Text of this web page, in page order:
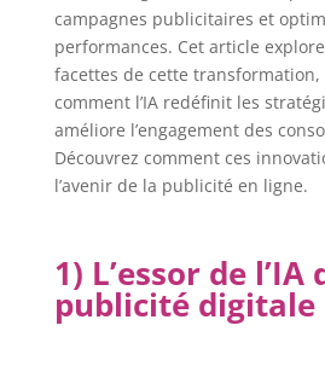
campagnes publicitaires et
performances. Cet article
facettes de cette
comment l’IA redéfinit les
améliore l’engagement des
Découvrez comment ces
l’avenir de la publicité en ligne.
1) L’essor de l’IA
publicité digitale